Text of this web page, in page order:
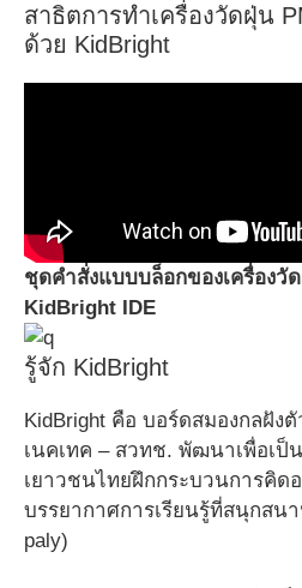
สาธิตการทำเครื่องวัดฝุ่น
ด้วย KidBright
ชุดคำสั่งแบบบล็อกของเครื่องวั
KidBright IDE
รู้จัก KidBright
KidBright คือ บอร์ดสมองกลฝังตั
เนคเทค – สวทช. พัฒนาเพื่อเป็
เยาวชนไทยฝึกกระบวนการคิด
บรรยากาศการเรียนรู้ที่สนุกสน
paly)